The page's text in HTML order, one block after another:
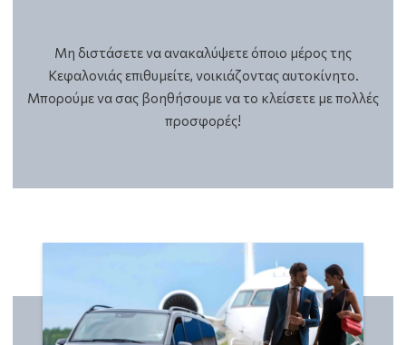
Μη διστάσετε να ανακαλύψετε όποιο μέρος της
Κεφαλονιάς επιθυμείτε, νοικιάζοντας αυτοκίνητο.
Μπορούμε να σας βοηθήσουμε να το κλείσετε με πολλές
προσφορές!